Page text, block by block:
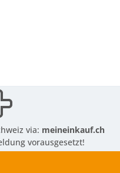
via: meineinkauf.ch
vorausgesetzt!